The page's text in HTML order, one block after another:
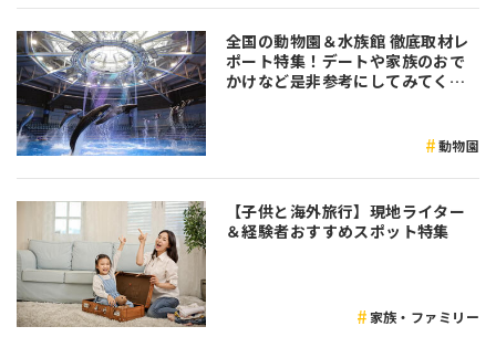
全国の動物園＆水族館 徹底取材レ
ポート特集！デートや家族のおで
かけなど是非参考にしてみてくだ
動物園
【子供と海外旅行】現地ライター
＆経験者おすすめスポット特集
家族・ファミリー